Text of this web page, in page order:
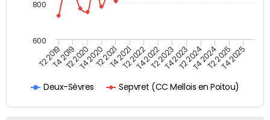
Deux-Sèvres Sepvret (CC Mellois en Poitou)
T2 2019T4 2019T2 2020T4 2020T2 2021T4 2021T2 2022T4 2022T2 2023T4 2023T2 2024T4 2024T2 2025T4 2025
600
800